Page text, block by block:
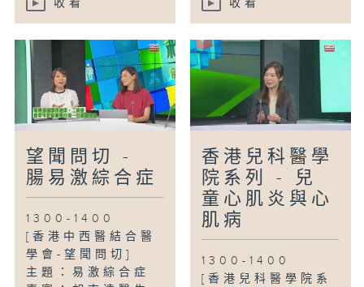
收看 收看
望聞問切 -
腸易激綜合症
1300-1400
[香港中西醫結合醫
學會-望聞問切]
主題：易激綜合症
香港兒科醫學
院系列 - 兒
童心肌炎與心
肌病
1300-1400
[香港兒科醫學院系